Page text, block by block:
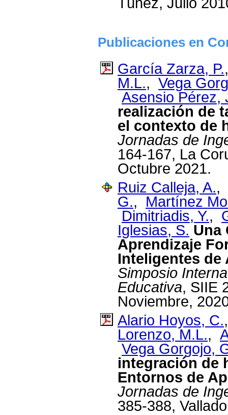
Publicaciones en
García Zarza, P.
M.L., Vega
Asensio Pérez,
realización de
el contexto de
Jornadas de
164-167, La
Octubre 2021.
Ruiz Calleja, A.,
G., Martínez
Dimitriadis, Y.,
Iglesias, S. Una
Aprendizaje
Inteligentes de
Simposio
Educativa, SIIE
Noviembre,
Alario Hoyos, C.
Lorenzo, M.L.,
Vega Gorgojo,
integración de
Entornos de
Jornadas de
385-388,